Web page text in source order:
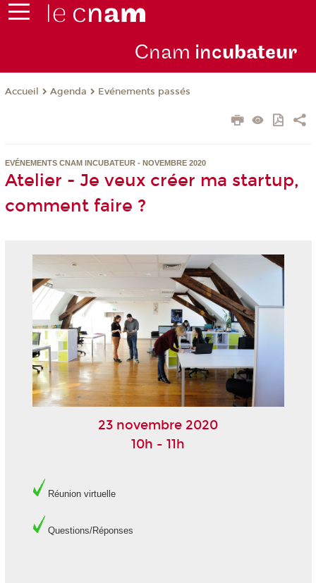
Cnam incubateur
Accueil Agenda Evénements passés
EVÉNEMENTS CNAM INCUBATEUR - NOVEMBRE 2020
Atelier - Je veux créer ma startup,
comment faire ?
23 novembre 2020
10h - 11h
Réunion virtuelle
Questions/Réponses